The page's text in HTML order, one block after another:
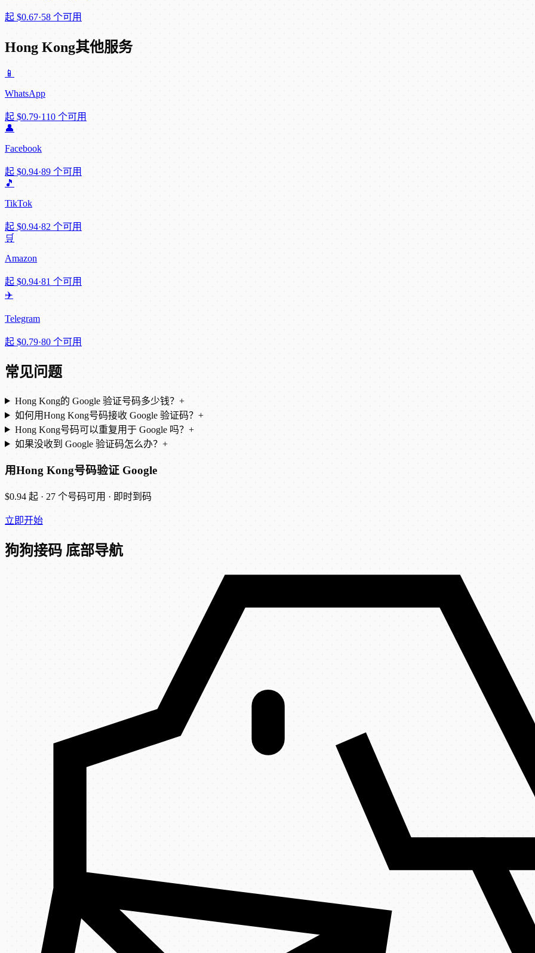
起 $0.67·58 个可用
Hong Kong其他服务
📱
WhatsApp
起 $0.79·110 个可用
👤
Facebook
起 $0.94·89 个可用
🎵
TikTok
起 $0.94·82 个可用
🛒
Amazon
起 $0.94·81 个可用
✈️
Telegram
起 $0.79·80 个可用
常见问题
Hong Kong的 Google 验证号码多少钱？ +
如何用Hong Kong号码接收 Google 验证码？ +
Hong Kong号码可以重复用于 Google 吗？ +
如果没收到 Google 验证码怎么办？ +
用Hong Kong号码验证 Google
$0.94 起 · 27 个号码可用 · 即时到码
立即开始
狗狗接码 底部导航